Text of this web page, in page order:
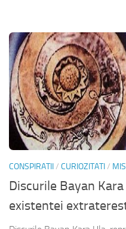
CONSPIRATII/ CURIOZITATI/
Discurile Bayan
existentei